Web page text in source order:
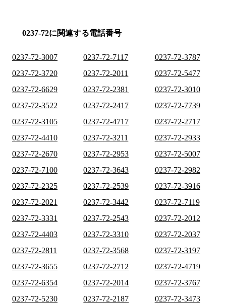
0237-72に関連する電話番号
0237-72-3007 0237-72-7117
0237-72-3787
0237-72-3720
0237-72-2011
0237-72-5477
0237-72-6629
0237-72-2381
0237-72-3010
0237-72-3522
0237-72-2417
0237-72-7739
0237-72-3105
0237-72-4717
0237-72-2717
0237-72-4410
0237-72-3211
0237-72-2933
0237-72-2670
0237-72-2953
0237-72-5007
0237-72-7100
0237-72-3643
0237-72-2982
0237-72-2325
0237-72-2539
0237-72-3916
0237-72-2021
0237-72-3442
0237-72-7119
0237-72-3331
0237-72-2543
0237-72-2012
0237-72-4403
0237-72-3310
0237-72-2037
0237-72-2811
0237-72-3568
0237-72-3197
0237-72-3655
0237-72-2712
0237-72-4719
0237-72-6354
0237-72-2014
0237-72-3767
0237-72-5230
0237-72-2187
0237-72-3473